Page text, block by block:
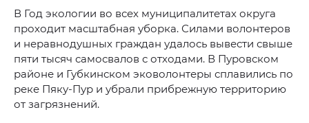
В Год экологии во всех муниципалитетах округа
проходит масштабная уборка. Силами волонтеров
и неравнодушных граждан удалось вывести свыше
пяти тысяч самосвалов с отходами. В Пуровском
районе и Губкинском эковолонтеры сплавились по
реке Пяку-Пур и убрали прибрежную территорию
от загрязнений.